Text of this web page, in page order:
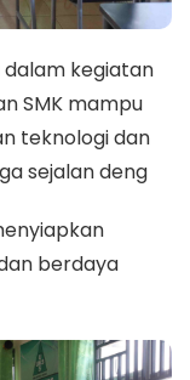
dalam kegiatan
SMK mampu
teknologi dan
sejalan deng
berdaya